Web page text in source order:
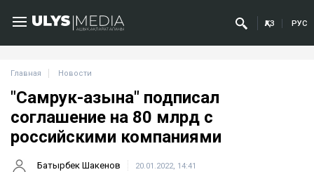
ҚАЗ РУС
Главная Новости
"Самрук-Қазына" подписал
соглашение на 80 млрд с
российскими компаниями
Батырбек Шакенов 20.01.2022, 14:41